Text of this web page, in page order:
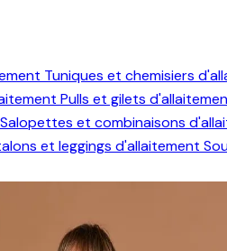
Tuniques et chemisiers
Pulls et gilets
Salopettes et combinaisons
et leggings d'allaitement